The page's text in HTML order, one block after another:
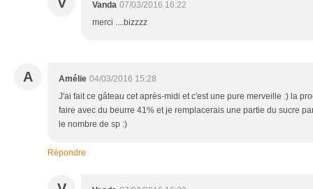
Vanda 07/03/2016 16:22
merci ....bizzzz
A Amélie 04/03/2016 15:28
J'ai fait ce gâteau cet après-midi et c'est une pure merveille :) la
faire avec du beurre 41% et je remplacerais une partie du sucre
le nombre de sp :)
Répondre